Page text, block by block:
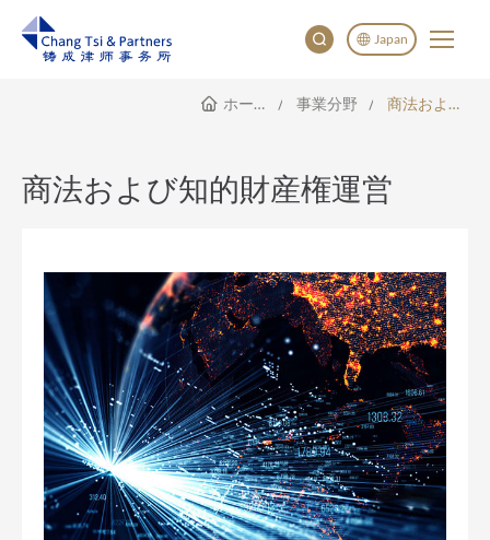
Japan
English
ホームページ 事業分野 商法および知的財産権運営
商法および知的財産権運営